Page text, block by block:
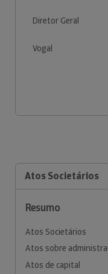
Diretor Geral
Vogal
Atos Societários
Resumo
Atos Societários
Atos sobre
Atos de capital